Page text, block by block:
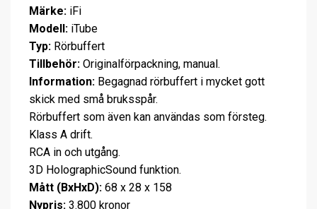
Märke: iFi
Modell: iTube
Typ: Rörbuffert
Tillbehör: Originalförpackning, manual.
Information: Begagnad rörbuffert i mycket gott
skick med små bruksspår.
Rörbuffert som även kan användas som försteg.
Klass A drift.
RCA in och utgång.
3D HolographicSound funktion.
Mått (BxHxD): 68 x 28 x 158
Nypris: 3.800 kronor